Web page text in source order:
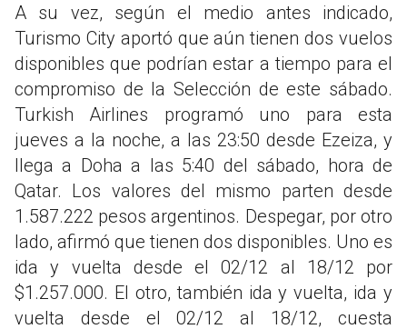
A su vez, según el medio antes indicado,
Turismo City aportó que aún tienen dos vuelos
disponibles que podrían estar a tiempo para el
compromiso de la Selección de este sábado.
Turkish Airlines programó uno para esta
jueves a la noche, a las 23:50 desde Ezeiza, y
llega a Doha a las 5:40 del sábado, hora de
Qatar. Los valores del mismo parten desde
1.587.222 pesos argentinos. Despegar, por otro
lado, afirmó que tienen dos disponibles. Uno es
ida y vuelta desde el 02/12 al 18/12 por
$1.257.000. El otro, también ida y vuelta, ida y
vuelta desde el 02/12 al 18/12, cuesta